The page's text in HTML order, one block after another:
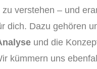
verstehen – und
dich. Dazu gehören
und die
kümmern uns